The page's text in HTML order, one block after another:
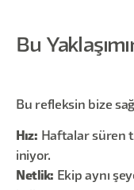
Bu
Bu refleksin bize
Hız: Haftalar süren
iniyor.
Netlik: Ekip aynı